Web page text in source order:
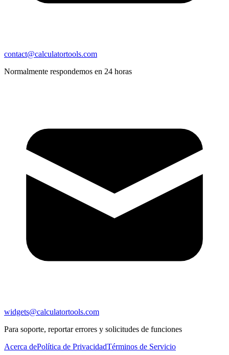
contact@calculatortools.com
Normalmente respondemos en 24 horas
widgets@calculatortools.com
Para soporte, reportar errores y solicitudes de funciones
Acerca dePolítica de PrivacidadTérminos de Servicio